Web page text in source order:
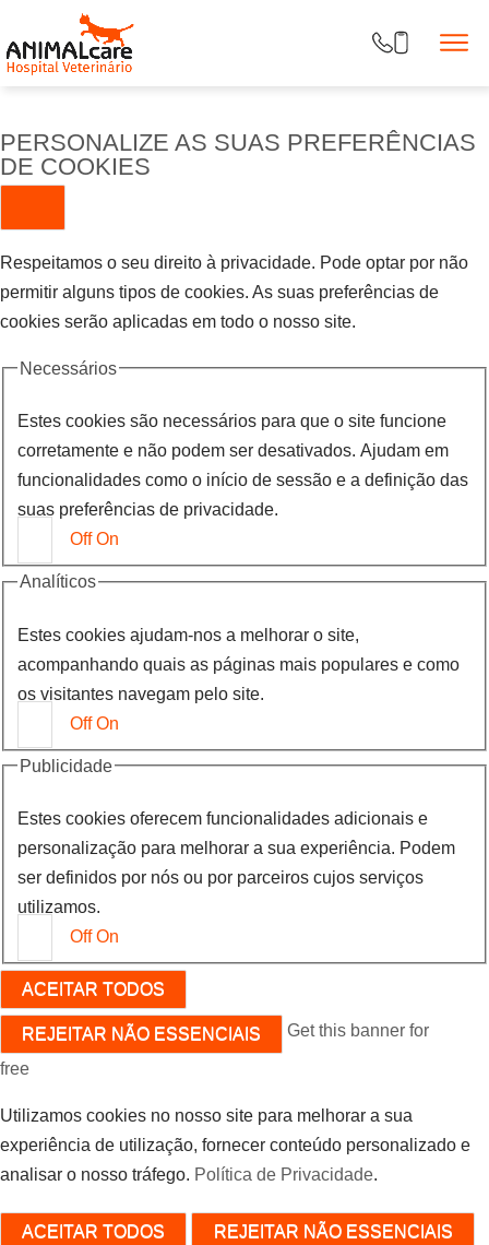
PERSONALIZE AS SUAS PREFERÊNCIAS
DE COOKIES
Respeitamos o seu direito à privacidade. Pode optar por não
permitir alguns tipos de cookies. As suas preferências de
cookies serão aplicadas em todo o nosso site.
Necessários
Estes cookies são necessários para que o site funcione
corretamente e não podem ser desativados. Ajudam em
funcionalidades como o início de sessão e a definição das
suas preferências de privacidade.
Off On
Analíticos
Estes cookies ajudam-nos a melhorar o site,
acompanhando quais as páginas mais populares e como
os visitantes navegam pelo site.
Off On
Publicidade
Estes cookies oferecem funcionalidades adicionais e
personalização para melhorar a sua experiência. Podem
ser definidos por nós ou por parceiros cujos serviços
utilizamos.
Off On
ACEITAR TODOS
REJEITAR NÃO ESSENCIAIS Get this banner for
free
Utilizamos cookies no nosso site para melhorar a sua
experiência de utilização, fornecer conteúdo personalizado e
analisar o nosso tráfego. Política de Privacidade.
ACEITAR TODOS REJEITAR NÃO ESSENCIAIS